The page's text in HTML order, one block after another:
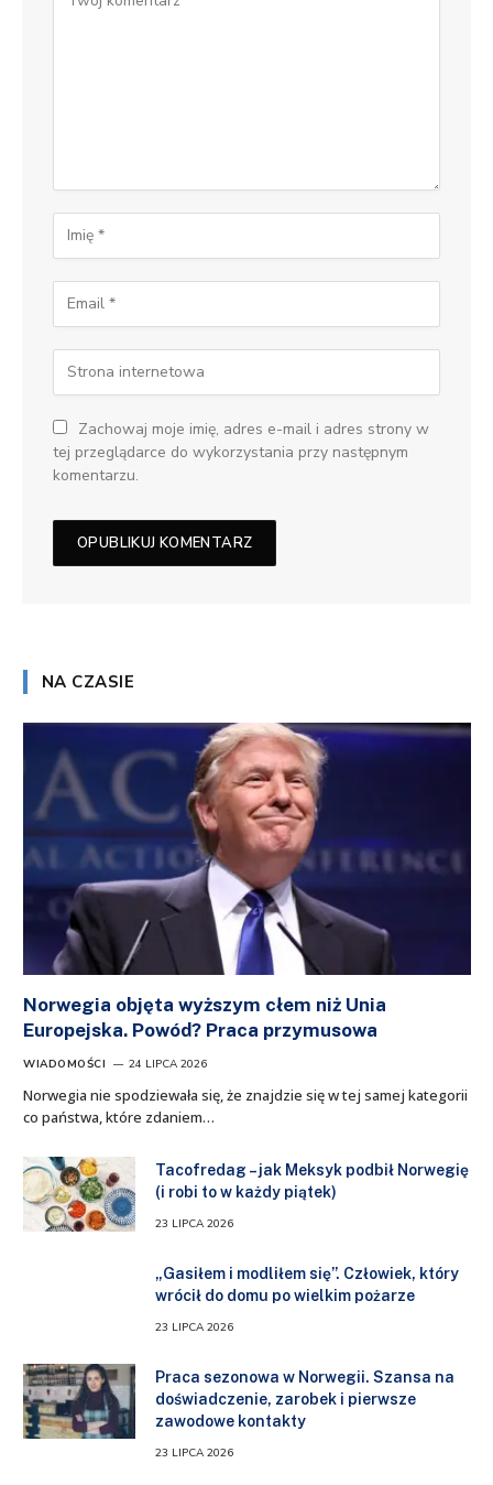
Zachowaj moje imię, adres e-mail i adres strony w
tej przeglądarce do wykorzystania przy następnym
komentarzu.
NA CZASIE
Norwegia objęta wyższym cłem niż Unia
Europejska. Powód? Praca przymusowa
WIADOMOŚCI 24 LIPCA 2026
Norwegia nie spodziewała się, że znajdzie się w tej samej kategorii
co państwa, które zdaniem…
Tacofredag – jak Meksyk podbił Norwegię
(i robi to w każdy piątek)
23 LIPCA 2026
„Gasiłem i modliłem się”. Człowiek, który
wrócił do domu po wielkim pożarze
23 LIPCA 2026
Praca sezonowa w Norwegii. Szansa na
doświadczenie, zarobek i pierwsze
zawodowe kontakty
23 LIPCA 2026